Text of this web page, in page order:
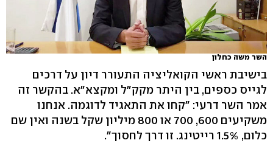
השר משה כחלון
בישיבת ראשי הקואליציה התעורר דיון על דרכים
לגייס כספים, בין היתר מקק"ל ומקצא"א. בהקשר זה
אמר השר דרעי: "קחו את התאגיד לדוגמה. אנחנו
משקיעים 600, 700 או 800 מיליון שקל בשנה ואין שם
כלום, 1.5% רייטינג. זו דרך לחסוך".